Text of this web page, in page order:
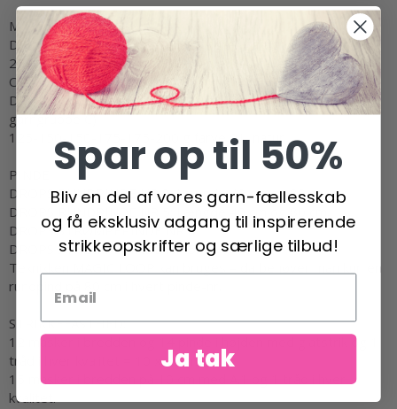
MATERIALER:
DROPS FABEL fra Garnstudio (tilhører garngruppe A)
200-200-250-250-250-300 g farve 904, lavendel
Og brug:
DROPS BRUSHED ALPACA SILK fra Garnstudio (tilhører
garngruppe C)
125-150-150-175-175-200 g farve 01, natur
PINDE:
DROPS RUNDPINDE NR 8: Længde 40 cm og 80 cm.
DROPS RUNDPINDE NR 5: Længde 40 cm og 80 cm.
DROPS STRØMPEPINDE NR 8
DROPS STRØMPEPINDE NR 5.
Teknikken MAGIC LOOP kan bruges – da behøver man kun en
rundpind på 80 cm i hvert pinde-nr.
STRIKKEFASTHED:
12 masker i bredden og 14 pinde i højden med glatstrik og 1
tråd i hver kvalitet = 10 x 10 cm.
15 masker i bredden på 10 cm med A.1 og 1 tråd i hver
kvalitet.
Spar op til 50%
Bliv en del af vores garn-fællesskab
og få eksklusiv adgang til inspirerende
strikkeopskrifter og særlige tilbud!
Ja tak